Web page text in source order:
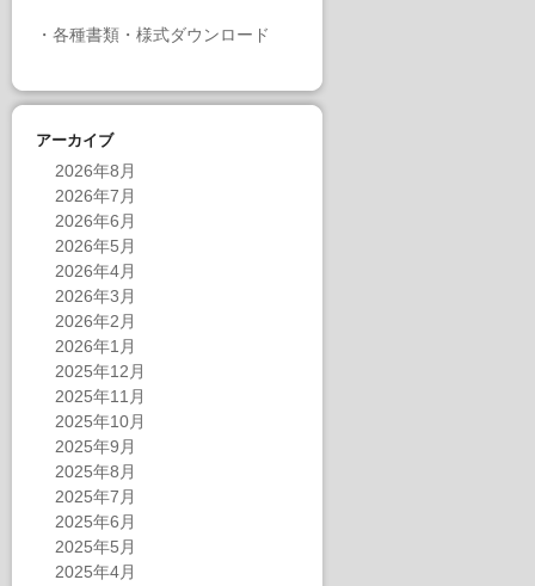
・ 各種書類・様式ダウンロード
アーカイブ
2026年8月
2026年7月
2026年6月
2026年5月
2026年4月
2026年3月
2026年2月
2026年1月
2025年12月
2025年11月
2025年10月
2025年9月
2025年8月
2025年7月
2025年6月
2025年5月
2025年4月